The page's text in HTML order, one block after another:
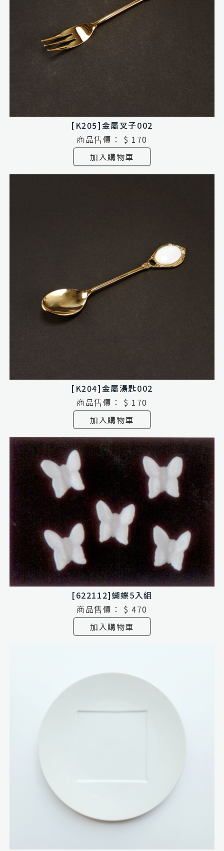
[K205]金屬叉子002
商品售價：
$ 170
加入購物車
[K204]金屬湯匙002
商品售價：
$ 170
加入購物車
[622112]蝴蝶5入組
商品售價：
$ 470
加入購物車